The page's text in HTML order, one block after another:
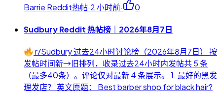
Barrie Reddit热帖·2 小时前· 0
Sudbury Reddit 热帖榜｜2026年8月7日
r/Sudbury 过去24小时讨论榜（2026年8月7日） 按
发帖时间新→旧排列，收录过去24小时内发帖共 5 条
（最多40条）。评论仅对最新 4 条展示。 1. 最好的黑发
理发店？ 英文原题： Best barber shop for black hair?